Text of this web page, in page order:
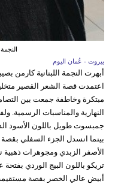
بيروت - عُمان اليوم
أبهرت النجمة اللبنانية كارمن
اعتمدت قصة الشعر القصير
مبتكرة وخاطفة جمعت بين
النهارية والمناسبات الرسمية.
جمبسوت طويل باللون الأسود
بينما انسدل الجزء السفلي
الأصفر الزبدي ومجوهرات
تريكو باللون البيج الوردي
أبيض عالي الخصر بقصة